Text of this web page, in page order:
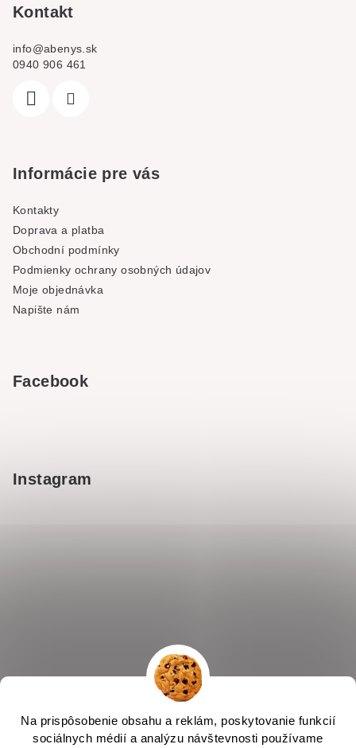
Na prispôsobenie obsahu a reklám, poskytovanie funkcií
sociálnych médií a analýzu návštevnosti používame
Kontakt
info@abenys.sk
0940 906 461
Informácie pre vás
Kontakty
Doprava a platba
Obchodní podmínky
Podmienky ochrany osobných údajov
Moje objednávka
Napište nám
Facebook
Instagram